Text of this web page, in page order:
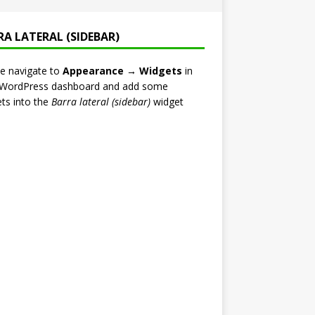
LATERAL (SIDEBAR)
navigate to Appearance → Widgets in
dashboard and add some
into the Barra lateral (sidebar)widget